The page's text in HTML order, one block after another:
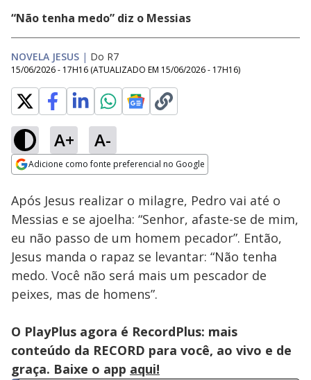
“Não tenha medo” diz o Messias
NOVELA JESUS | Do R7
15/06/2026 - 17H16 (ATUALIZADO EM 15/06/2026 - 17H16)
A+ A-
Adicione como fonte preferencial no Google
Ativar
Loaded
72.45%
Após Jesus realizar o milagre, Pedro vai até o
Messias e se ajoelha: “Senhor, afaste-se de mim,
eu não passo de um homem pecador”. Então,
Jesus manda o rapaz se levantar: “Não tenha
medo. Você não será mais um pescador de
peixes, mas de homens”.
O PlayPlus agora é RecordPlus: mais
conteúdo da RECORD para você, ao vivo e de
graça. Baixe o app aqui!